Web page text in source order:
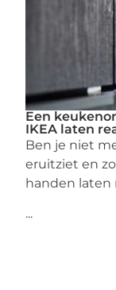
Een
IKEA laten
Ben je niet
eruitziet en
handen laten
...